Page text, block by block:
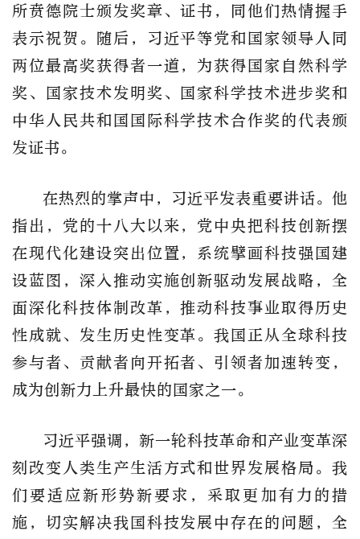
所贲德院士颁发奖章、证书，同他们热情握手
表示祝贺。随后，习近平等党和国家领导人同
两位最高奖获得者一道，为获得国家自然科学
奖、国家技术发明奖、国家科学技术进步奖和
中华人民共和国国际科学技术合作奖的代表颁
发证书。
在热烈的掌声中，习近平发表重要讲话。他
指出，党的十八大以来，党中央把科技创新摆
在现代化建设突出位置，系统擘画科技强国建
设蓝图，深入推动实施创新驱动发展战略，全
面深化科技体制改革，推动科技事业取得历史
性成就、发生历史性变革。我国正从全球科技
参与者、贡献者向开拓者、引领者加速转变，
成为创新力上升最快的国家之一。
习近平强调，新一轮科技革命和产业变革深
刻改变人类生产生活方式和世界发展格局。我
们要适应新形势新要求，采取更加有力的措
施，切实解决我国科技发展中存在的问题，全